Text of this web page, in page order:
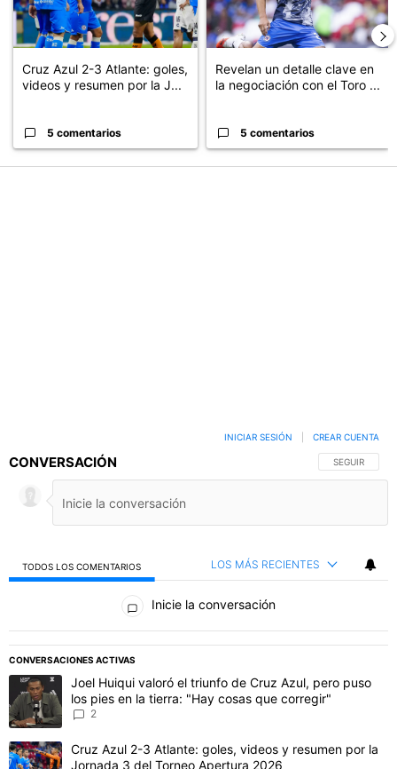
PUBLICIDAD
Cruz Azul 2-3 Atlante: goles,
videos y resumen por la J...
5 comentarios
Revelan un detalle clave en
la negociación con el Toro ...
5 comentarios
CONVERSACIÓN SIGA ESTA
SEGUIR
INICIAR SESIÓN CREAR CUENTA
TODOS LOS COMENTARIOS LOS MÁS RECIENTES
Todos los comentarios
Inicie la conversación
CONVERSACIONES ACTIVAS
Este listado muestra los artículos con más comentarios en los
Un artículo de tendencia con el título "Joel Huiqui valoró el triunfo
Joel Huiqui valoró el triunfo de Cruz Azul, pero puso